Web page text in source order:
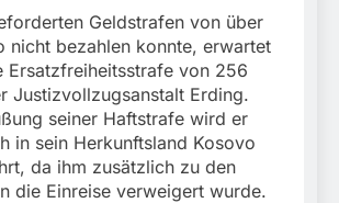
Geldstrafen von über
nicht bezahlen konnte, erwartet
Ersatzfreiheitsstrafe von 256
Justizvollzugsanstalt Erding.
seiner Haftstrafe wird er
in sein Herkunftsland Kosovo
da ihm zusätzlich zu den
die Einreise verweigert wurde.